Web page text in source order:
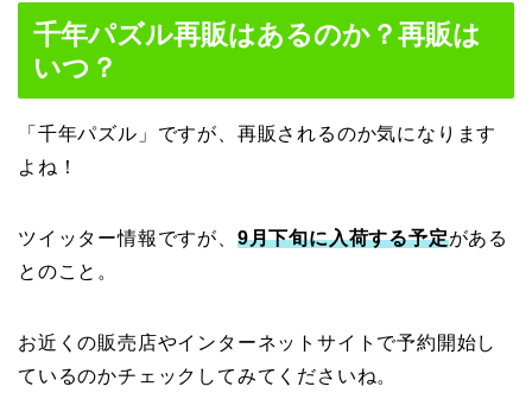
千年パズル再販はあるのか？再販は
いつ？
「千年パズル」ですが、再販されるのか気になります
よね！
ツイッター情報ですが、 9月下旬に入荷する予定がある
とのこと。
お近くの販売店やインターネットサイトで予約開始し
ているのかチェックしてみてくださいね。